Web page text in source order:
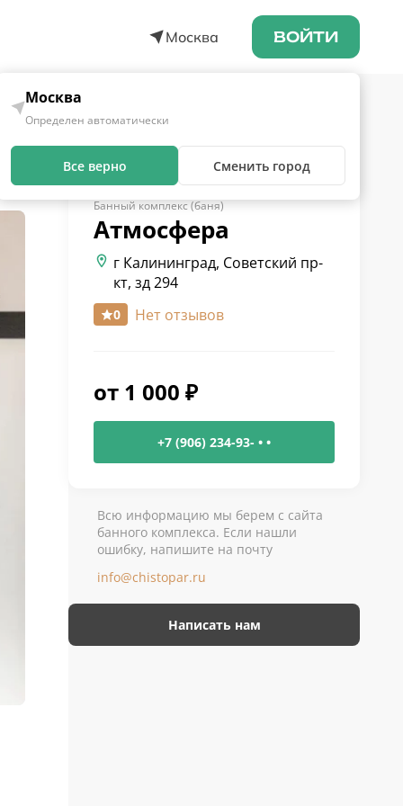
Москва ВОЙТИ
Москва
Определен автоматически
Все верно Сменить город
Банный комплекс (баня)
Атмосфера
г Калининград, Советский пр-
кт, зд 294
0 Нет отзывов
от 1 000 ₽
+7 (906) 234-93- • •
Всю информацию мы берем с сайта
банного комплекса. Если нашли
ошибку, напишите на почту
info@chistopar.ru
Написать нам